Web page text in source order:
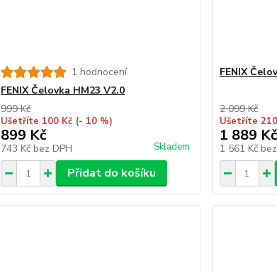
1 hodnocení
FENIX Čelovka HM23 V2.0
999 Kč
Ušetříte 100 Kč (- 10 %)
899 Kč
743 Kč bez DPH Skladem
Přidat do košíku
FENIX
2 099 Kč
Ušetříte
1 889 Kč
1 561 Kč